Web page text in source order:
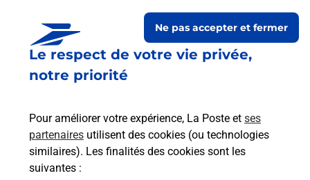
Le respect de votre vie privée,
notre priorité
Pour améliorer votre expérience, La Poste et ses
partenaires utilisent des cookies (ou technologies
similaires). Les finalités des cookies sont les
suivantes :
Ne pas accepter et fermer